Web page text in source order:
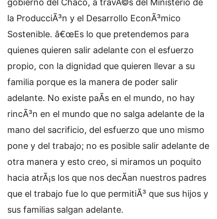
gobierno del Chaco, a travÃ©s del Ministerio de
la ProducciÃ³n y el Desarrollo EconÃ³mico
Sostenible. â€œEs lo que pretendemos para
quienes quieren salir adelante con el esfuerzo
propio, con la dignidad que quieren llevar a su
familia porque es la manera de poder salir
adelante. No existe paÃ­s en el mundo, no hay
rincÃ³n en el mundo que no salga adelante de la
mano del sacrificio, del esfuerzo que uno mismo
pone y del trabajo; no es posible salir adelante de
otra manera y esto creo, si miramos un poquito
hacia atrÃ¡s los que nos decÃ­an nuestros padres
que el trabajo fue lo que permitiÃ³ que sus hijos y
sus familias salgan adelante.